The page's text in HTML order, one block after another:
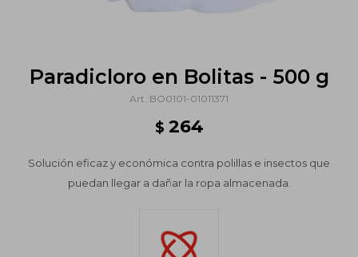
Paradicloro en Bolitas - 500 g
BO0101-01011371
$ 264
Solución eficaz y económica contra polillas e insectos que
puedan llegar a dañar la ropa almacenada.